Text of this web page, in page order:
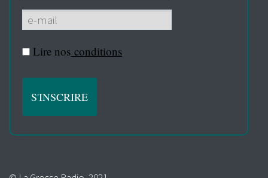
Lire nos conditions